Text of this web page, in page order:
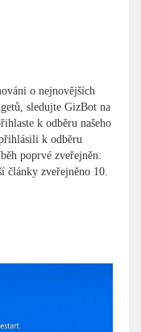
o nejnovějších
sledujte GizBot na
k odběru našeho
k odběru
poprvé zveřejněn:
články zveřejněno 10.